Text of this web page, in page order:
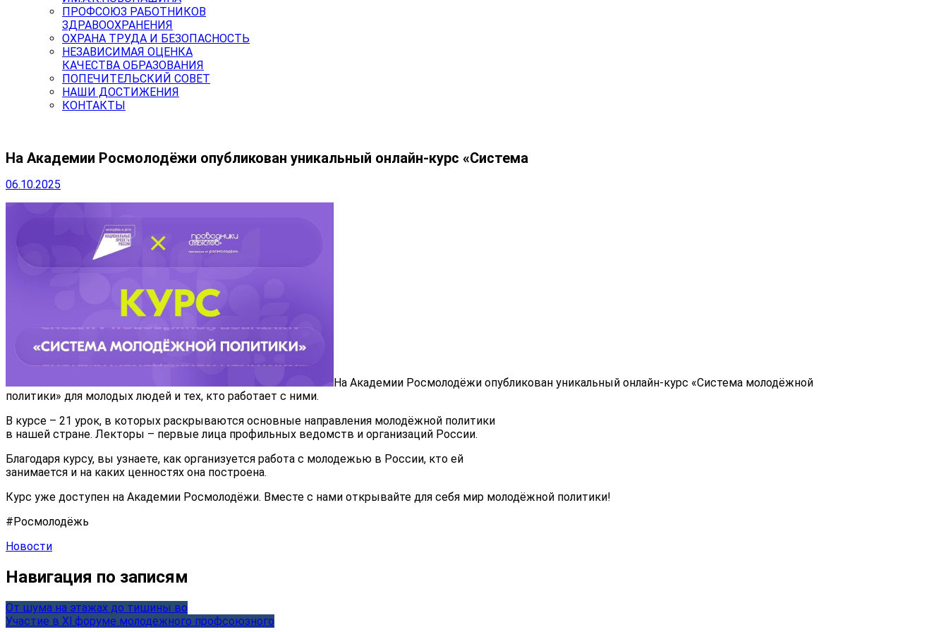
ПРОФСОЮЗ РАБОТНИКОВ
ЗДРАВООХРАНЕНИЯ
ОХРАНА ТРУДА И БЕЗОПАСНОСТЬ
НЕЗАВИСИМАЯ ОЦЕНКА
КАЧЕСТВА ОБРАЗОВАНИЯ
ПОПЕЧИТЕЛЬСКИЙ СОВЕТ
НАШИ ДОСТИЖЕНИЯ
КОНТАКТЫ
На Академии Росмолодёжи опубликован уникальный онлайн-курс «Система
06.10.2025
На Академии Росмолодёжи опубликован уникальный онлайн-курс «Система молодёжной
политики» для молодых людей и тех, кто работает с ними.
В курсе – 21 урок, в которых раскрываются основные направления молодёжной политики
в нашей стране. Лекторы – первые лица профильных ведомств и организаций России.
Благодаря курсу, вы узнаете, как организуется работа с молодежью в России, кто ей
занимается и на каких ценностях она построена.
Курс уже доступен на Академии Росмолодёжи. Вместе с нами открывайте для себя мир молодёжной политики!
#Росмолодёжь
Новости
Навигация по записям
От шума на этажах до тишины во
Участие в Xl форуме молодежного профсоюзного